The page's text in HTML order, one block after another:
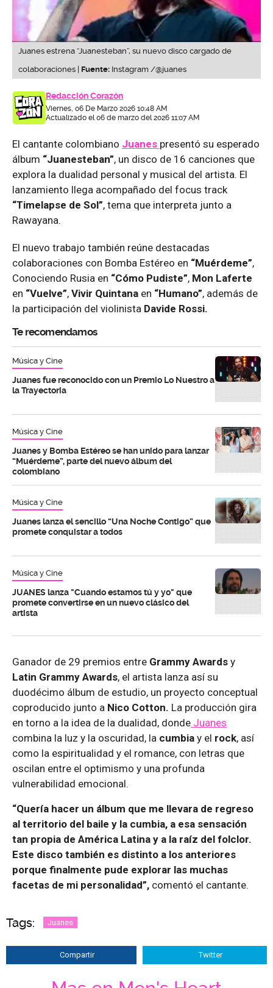
Juanes estrena “Juanesteban”, su nuevo disco cargado de
colaboraciones | Fuente: Instagram /@juanes
Redacción Corazón
Viernes, 06 De Marzo 2026 10:48 AM
Actualizado el 06 de marzo del 2026 11:07 AM
El cantante colombiano Juanes presentó su esperado
álbum “Juanesteban”, un disco de 16 canciones que
explora la dualidad personal y musical del artista. El
lanzamiento llega acompañado del focus track
“Timelapse de Sol”, tema que interpreta junto a
Rawayana.
El nuevo trabajo también reúne destacadas
colaboraciones con Bomba Estéreo en “Muérdeme”,
Conociendo Rusia en “Cómo Pudiste”, Mon Laferte
en “Vuelve”, Vivir Quintana en “Humano”, además de
la participación del violinista Davide Rossi.
Te recomendamos
Música y Cine
Juanes fue reconocido con un Premio Lo Nuestro a
la Trayectoria
Música y Cine
Juanes y Bomba Estéreo se han unido para lanzar
“Muérdeme”, parte del nuevo álbum del
colombiano
Música y Cine
Juanes lanza el sencillo “Una Noche Contigo” que
promete conquistar a todos
Música y Cine
JUANES lanza "Cuando estamos tú y yo" que
promete convertirse en un nuevo clásico del
artista
Ganador de 29 premios entre Grammy Awards y
Latin Grammy Awards, el artista lanza así su
duodécimo álbum de estudio, un proyecto conceptual
coproducido junto a Nico Cotton. La producción gira
en torno a la idea de la dualidad, donde Juanes
combina la luz y la oscuridad, la cumbia y el rock, así
como la espiritualidad y el romance, con letras que
oscilan entre el optimismo y una profunda
vulnerabilidad emocional.
“Quería hacer un álbum que me llevara de regreso
al territorio del baile y la cumbia, a esa sensación
tan propia de América Latina y a la raíz del folclor.
Este disco también es distinto a los anteriores
porque finalmente pude explorar las muchas
facetas de mi personalidad”, comentó el cantante.
Tags: Juanes
Compartir Twitter